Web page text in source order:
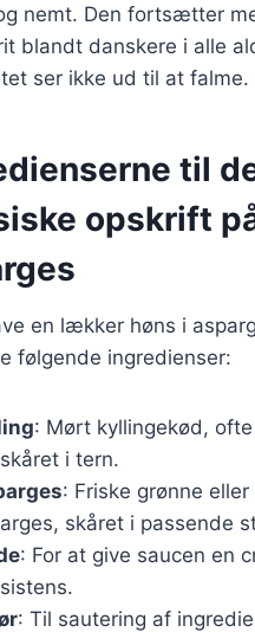
nemt. Den fortsætter
blandt danskere i alle
ser ikke ud til at falme.
til
opskrift
en lækker høns i
følgende ingredienser:
: Mørt kyllingekød,
i tern.
: Friske grønne eller
skåret i passende
: For at give saucen en
: Til sautering af